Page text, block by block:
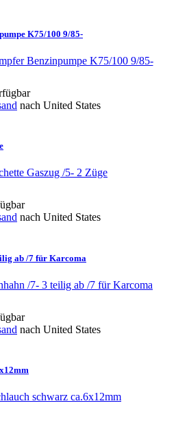
K75/100 9/85-
nach United States
nach United States
ab /7 für Karcoma
nach United States